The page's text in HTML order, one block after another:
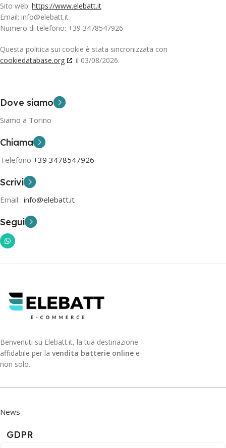
Sito web: https://www.elebatt.it
Email: info@elebatt.it
Numero di telefono: +39 3478547926
Questa politica sui cookie è stata sincronizzata con
cookiedatabase.org
il 03/08/2026.
Dove siamo
Siamo a Torino
Chiama
Telefono +39 3478547926
Scrivi
Email : info@elebatt.it
Segui
Benvenuti su Elebatt.it, la tua destinazione
affidabile per la vendita batterie online e
non solo.
News
GDPR